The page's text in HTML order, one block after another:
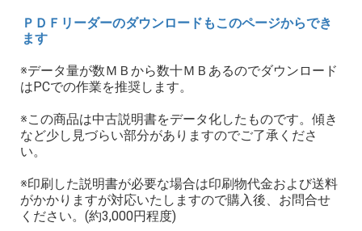
ＰＤＦリーダーのダウンロードもこのページからでき
ます
※データ量が数ＭＢから数十ＭＢあるのでダウンロード
はPCでの作業を推奨します。
※この商品は中古説明書をデータ化したものです。傾き
など少し見づらい部分がありますのでご了承くださ
い。
※印刷した説明書が必要な場合は印刷物代金および送料
がかかりますが対応いたしますので購入後、お問合せ
ください。(約3,000円程度)